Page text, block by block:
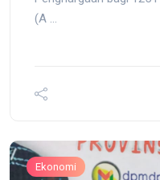
(A ...
Ekonomi